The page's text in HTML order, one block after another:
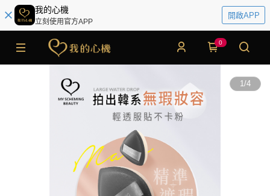
我的心機
立刻使用官方APP
開啟APP
0
1/4